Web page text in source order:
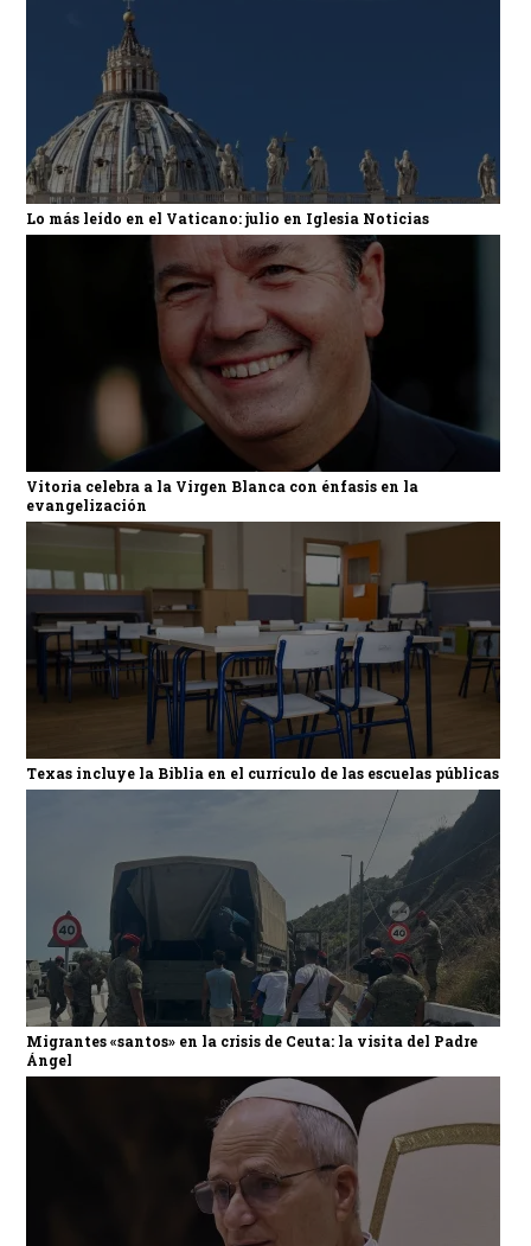
Lo más leído en el Vaticano: julio en Iglesia Noticias
Vitoria celebra a la Virgen Blanca con énfasis en la
evangelización
Texas incluye la Biblia en el currículo de las escuelas públicas
Migrantes «santos» en la crisis de Ceuta: la visita del Padre
Ángel